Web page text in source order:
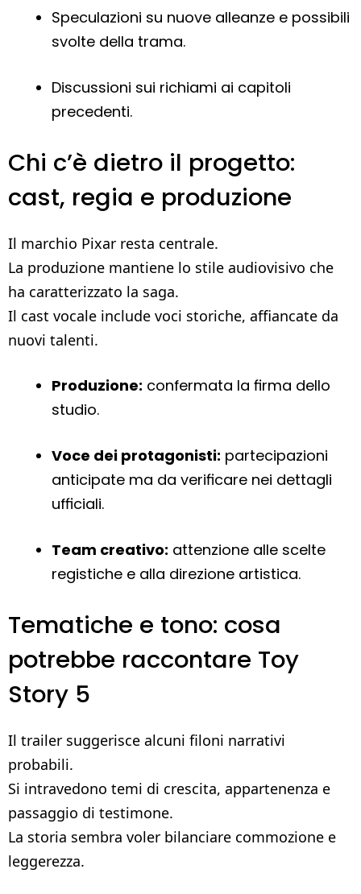
Speculazioni su nuove alleanze e possibili
svolte della trama.
Discussioni sui richiami ai capitoli
precedenti.
Chi c’è dietro il progetto:
cast, regia e produzione
Il marchio Pixar resta centrale.
La produzione mantiene lo stile audiovisivo che
ha caratterizzato la saga.
Il cast vocale include voci storiche, affiancate da
nuovi talenti.
Produzione: confermata la firma dello
studio.
Voce dei protagonisti: partecipazioni
anticipate ma da verificare nei dettagli
ufficiali.
Team creativo: attenzione alle scelte
registiche e alla direzione artistica.
Tematiche e tono: cosa
potrebbe raccontare Toy
Story 5
Il trailer suggerisce alcuni filoni narrativi
probabili.
Si intravedono temi di crescita, appartenenza e
passaggio di testimone.
La storia sembra voler bilanciare commozione e
leggerezza.